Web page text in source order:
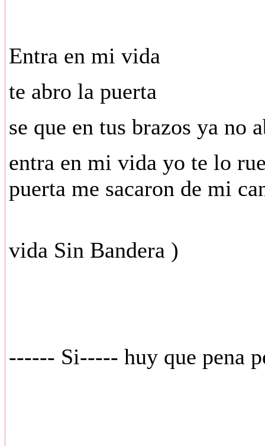
Entra en mi vida
te abro la puerta
se que en tus brazos ya no
entra en mi vida yo te lo
puerta me sacaron de mi
vida Sin Bandera )
------ Si----- huy que pena